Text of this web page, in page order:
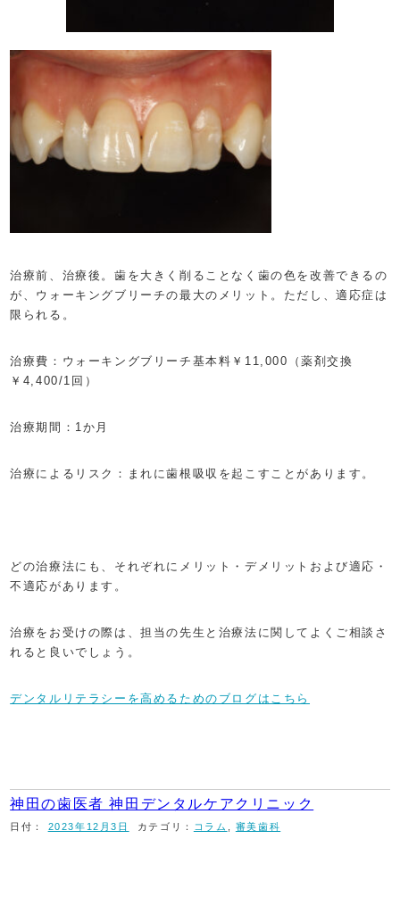
治療前、治療後。歯を大きく削ることなく歯の色を改善できるの
が、ウォーキングブリーチの最大のメリット。ただし、適応症は
限られる。
治療費：ウォーキングブリーチ基本料￥11,000（薬剤交換
￥4,400/1回）
治療期間：1か月
治療によるリスク：まれに歯根吸収を起こすことがあります。
どの治療法にも、それぞれにメリット・デメリットおよび適応・
不適応があります。
治療をお受けの際は、担当の先生と治療法に関してよくご相談さ
れると良いでしょう。
デンタルリテラシーを高めるためのブログはこちら
神田の歯医者 神田デンタルケアクリニック
日付： 2023年12月3日 カテゴリ： コラム 審美歯科